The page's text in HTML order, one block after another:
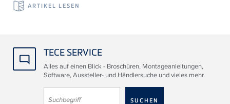
ARTIKEL LESEN
TECE SERVICE
Alles auf einen Blick - Broschüren, Montageanleitungen,
Software, Aussteller- und Händlersuche und vieles mehr.